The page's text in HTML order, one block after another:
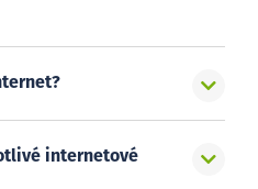
internetové